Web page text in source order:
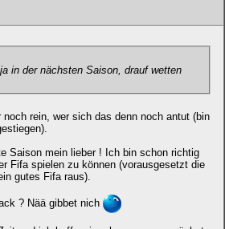
in der nächsten Saison, drauf wetten
rein, wer sich das denn noch antut (bin
Saison mein lieber ! Ich bin schon richtig
Fifa spielen zu können (vorausgesetzt die
gutes Fifa raus).
? Nää gibbet nich